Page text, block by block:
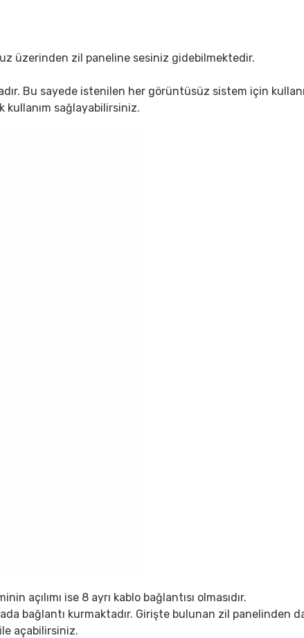
üzerinden zil paneline sesiniz gidebilmektedir.
Bu sayede istenilen her görüntüsüz sistem için
sağlayabilirsiniz.
açılımı ise 8 ayrı kablo bağlantısı olmasıdır.
bağlantı kurmaktadır. Girişte bulunan zil panelinden
açabilirsiniz.